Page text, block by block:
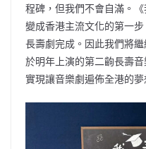
程碑，但我們不會自滿。
變成香港主流文化的第一
長壽劇完成。因此我們將
於明年上演的第二齣長壽
實現讓音樂劇遍佈全港的夢